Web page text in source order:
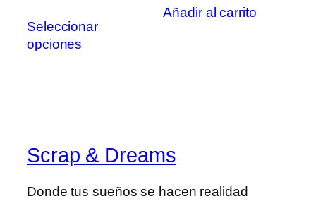
de
Seleccionar
opciones
Este
pueden
en
original actual
Añadir al carrito
Scrap & Dreams
Donde tus sueños se hacen realidad